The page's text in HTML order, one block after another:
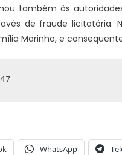
também às
de fraude licitatória.
Marinho, e
WhatsApp